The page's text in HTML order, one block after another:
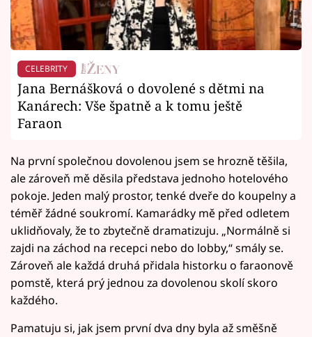
CELEBRITY
Jana Bernášková o dovolené s dětmi na
Kanárech: Vše špatně a k tomu ještě
Faraon
Na první společnou dovolenou jsem se hrozně těšila,
ale zároveň mě děsila představa jednoho hotelového
pokoje. Jeden malý prostor, tenké dveře do koupelny a
téměř žádné soukromí. Kamarádky mě před odletem
uklidňovaly, že to zbytečně dramatizuju. „Normálně si
zajdi na záchod na recepci nebo do lobby,“ smály se.
Zároveň ale každá druhá přidala historku o faraonově
pomstě, která prý jednou za dovolenou skolí skoro
každého.
Pamatuju si, jak jsem první dva dny byla až směšně